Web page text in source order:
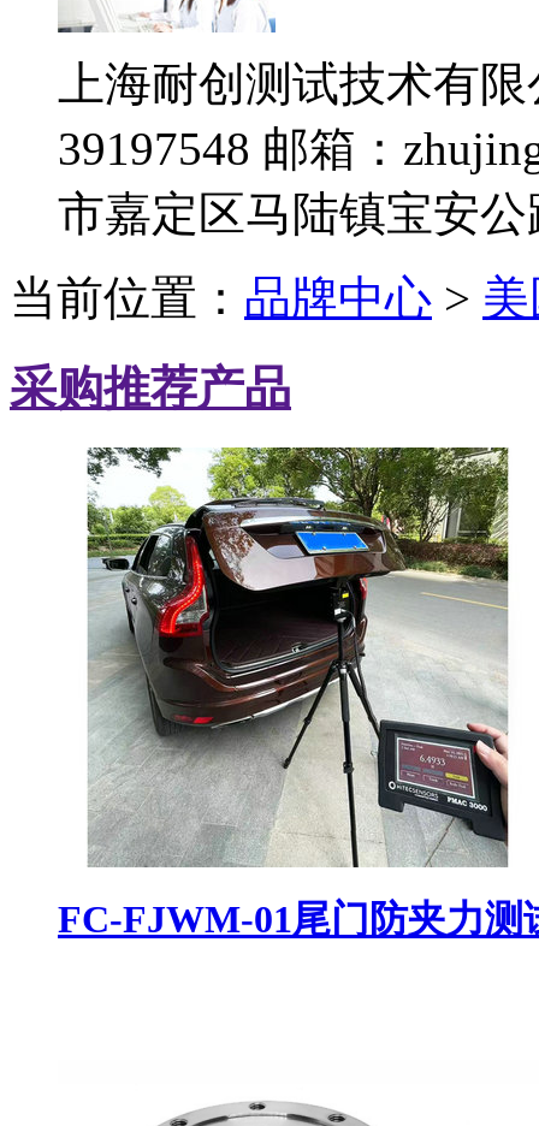
上海耐创测试技术有
39197548 邮箱：
市嘉定区马陆镇宝安
当前位置： 品牌中心 >
采购推荐产品
FC-FJWM-01尾门防夹力测